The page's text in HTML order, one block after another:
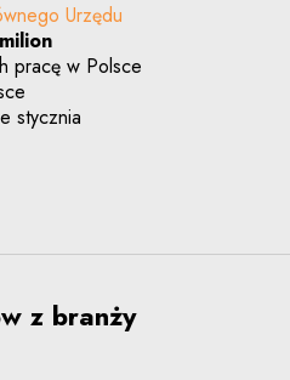
Urzędu
pracę w Polsce
stycznia
z branży